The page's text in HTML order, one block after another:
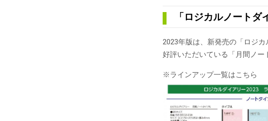
「ロジカルノート
2023年版は、新発売の「ロジ
好評いただいている「月間ノ
※ラインアップ一覧はこちら